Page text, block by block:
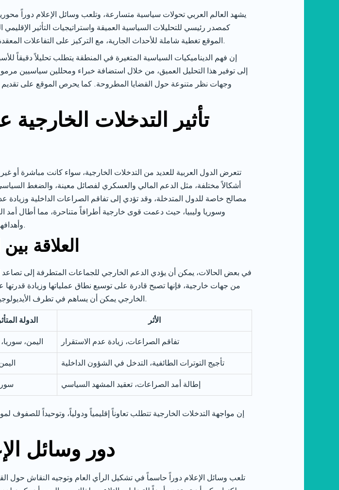
يشهد العالم العربي تحولات سياسية متسارعة، وتلعب وسائل الإعلام دوراً
الموقع تغطية شاملة للأحداث الجارية، مع التركيز على التفاعلات المعقدة بين القوى الإقليمية والدولية، وتأثيرها على الأمن والاستقرار في المنطقة.
إن فهم الديناميكيات السياسية المتغيرة في المنطقة يتطلب تحليلاً دقيقاً
وجهات نظر متنوعة حول القضايا المطروحة. كما يحرص الموقع على تقديم
تأثير التدخلات
تتعرض الدول العربية للعديد من التدخلات الخارجية، سواء كانت مباشرة أو
أشكالاً مختلفة، مثل الدعم المالي والعسكري لفصائل معينة، والضغط
مصالح خاصة للدول المتدخلة، وقد تؤدي إلى تفاقم الصراعات الداخلية وزيادة
وسوريا وليبيا، حيث دعمت قوى خارجية أطرافاً متناحرة، مما أطال أمد
وأهدافها هو أمر ضروري لوضع استراتيجيات فعالة لمواجهتها وتقليل آثارها السلبية.
العلاقة
في بعض الحالات، يمكن أن يؤدي الدعم الخارجي للجماعات المتطرفة إلى تصاعد
من جهات خارجية، فإنها تصبح قادرة على توسيع نطاق عملياتها وزيادة قدرتها
الخارجي يمكن أن يساهم في تطرف الأيديولوجيات وتعزيز خطاب الكراهية، مما يزيد من صعوبة تحقيق المصالحة الوطنية.
الدولة الأثر
اليمن، تفاقم الصراعات، زيادة عدم الاستقرار
تأجيج التوترات الطائفية، التدخل في الشؤون الداخلية
إطالة أمد الصراعات، تعقيد المشهد السياسي
إن مواجهة التدخلات الخارجية تتطلب تعاوناً إقليمياً ودولياً، وتوحيداً للصفوف
دور وسائل
تلعب وسائل الإعلام دوراً حاسماً في تشكيل الرأي العام وتوجيه النقاش حول